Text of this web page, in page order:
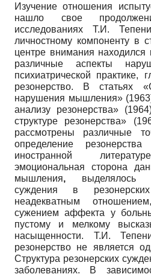
Изучение отношения
нашло свое
исследованиях Т.И.
личностному компоненту в
центре внимания
различные аспекты
психиатрической
резонерство. В статьях
нарушения мышления»
анализу резонерства»
структуре резонерства»
рассмотрены различные
определение
иностранной
эмоциональная сторона
мышления, выделялось
суждения в
неадекватным
сужением аффекта у
пустому и мелкому
насыщенности. Т.И.
резонерство не является
Структура резонерских
заболеваниях. В